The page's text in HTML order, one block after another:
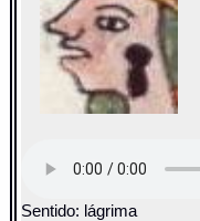
Sentido: lágrima